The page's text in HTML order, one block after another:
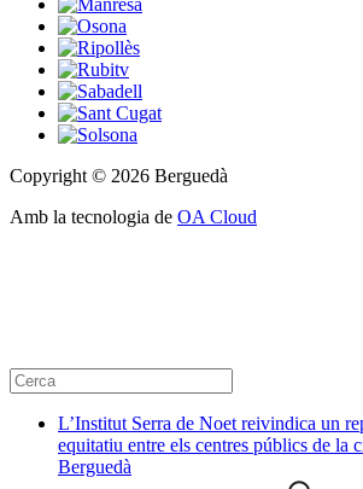
Copyright © 2026 Berguedà
Amb la tecnologia de OA Cloud
L’Institut Serra de Noet reivindica un
equitatiu entre els centres públics de la
Berguedà